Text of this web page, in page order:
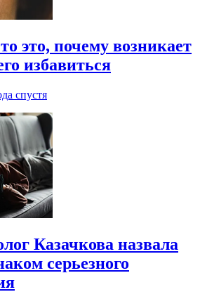
это, почему возникает
избавиться
спустя
Казачкова назвала
серьезного